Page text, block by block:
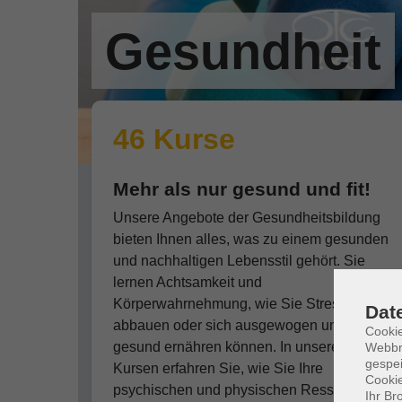
Gesundheit
46 Kurse
Mehr als nur gesund und fit!
Unsere Angebote der Gesundheitsbildung
bieten Ihnen alles, was zu einem gesunden
und nachhaltigen Lebensstil gehört. Sie
lernen Achtsamkeit und
Körperwahrnehmung, wie Sie Stress
abbauen oder sich ausgewogen und
gesund ernähren können. In unseren
Kursen erfahren Sie, wie Sie Ihre
psychischen und physischen RessourcenIhr